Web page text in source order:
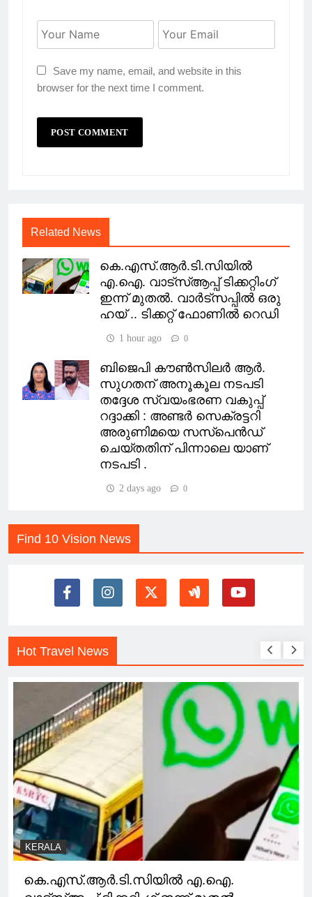
Save my name, email, and website in this
browser for the next time I comment.
Related News
കെ.എസ്.ആര്‍.ടി.സിയില്‍
എ.ഐ. വാട്സ്ആപ്പ് ടിക്കറ്റിംഗ്
ഇന്ന് മുതല്‍. വാർട്സപ്പിൽ ഒരു
ഹയ് .. ടിക്കറ്റ് ഫോണിൽ റെഡി
1 hour ago 0
ബിജെപി കൗണ്‍സിലര്‍ ആര്‍.
സുഗതന് അനൂകൂല നടപടി
തദ്ദേശ സ്വയംഭരണ വകുപ്പ്
റദ്ദാക്കി : അണ്ടർ സെക്രട്ടറി
അരുണിമയെ സസ്‌പെന്‍ഡ്
ചെയ്തതിന് പിന്നാലെ യാണ്
നടപടി .
2 days ago 0
Find 10 Vision News
Hot Travel News
KERALA
കെ.എസ്.ആര്‍.ടി.സിയില്‍ എ.ഐ.